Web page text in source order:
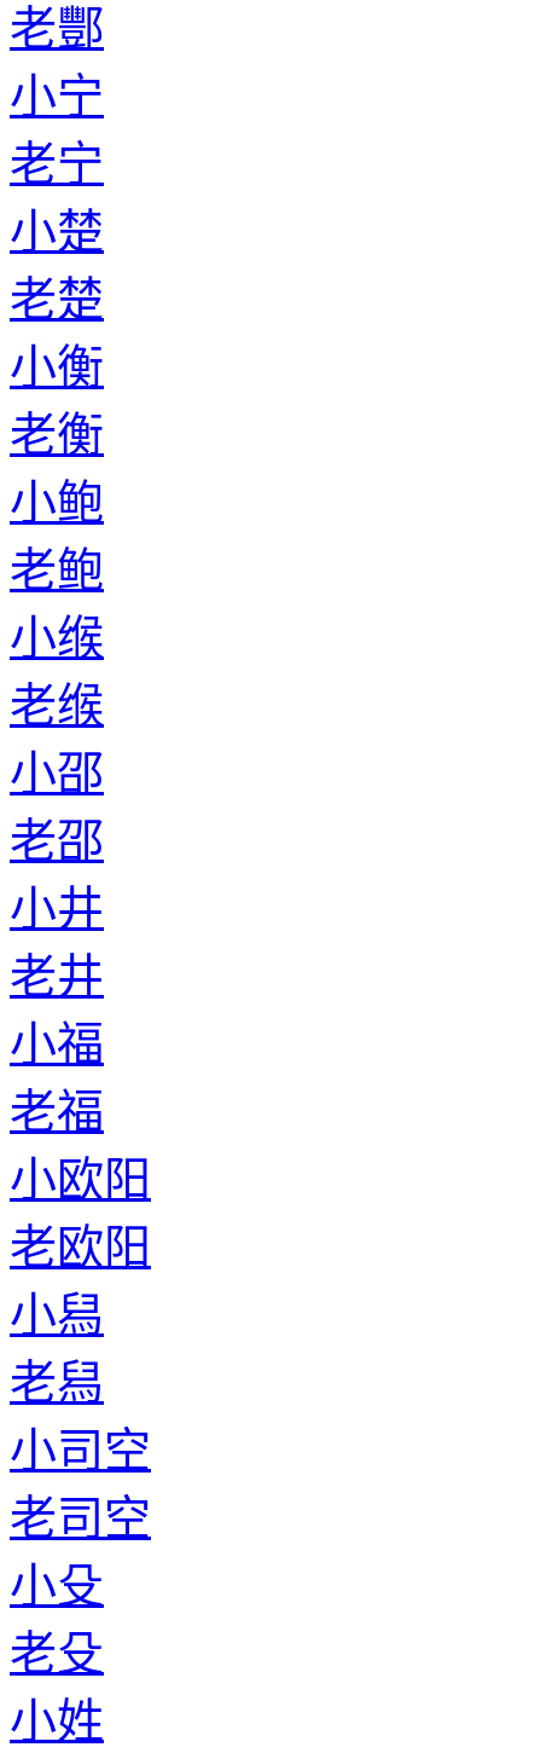
老酆
小宁
老宁
小楚
老楚
小衡
老衡
小鲍
老鲍
小缑
老缑
小邵
老邵
小井
老井
小福
老福
小欧阳
老欧阳
小舄
老舄
小司空
老司空
小殳
老殳
小姓